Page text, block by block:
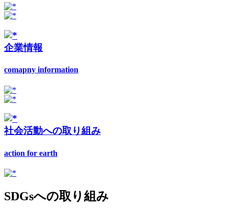
企業情報
comapny information
社会活動への取り組み
action for earth
SDGsへの取り組み